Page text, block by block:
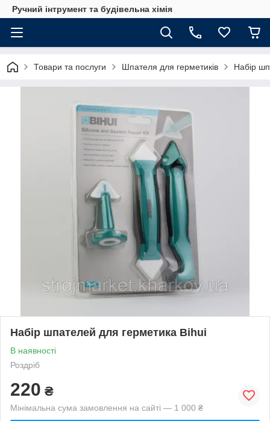
Ручний інтрумент та будівельна хімія
Товари та послуги Шпателя для герметиків Набір
Набір шпателей для герметика Bihui
В наявності
Роздріб
220 ₴
Мінімальна сума замовлення на сайті — 1 000 ₴